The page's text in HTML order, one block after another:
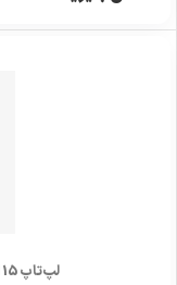
لپ‌تاپ 15 اینچی ایسوس K556UB - مدل A